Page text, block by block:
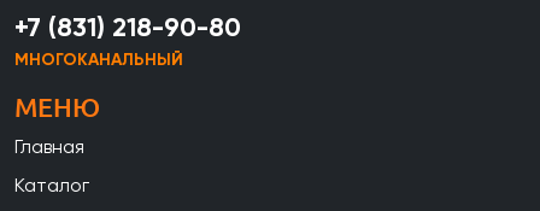
+7 (831) 218-90-80
МНОГОКАНАЛЬНЫЙ
МЕНЮ
Главная
Каталог